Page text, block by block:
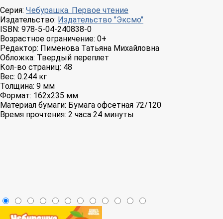
Серия: Чебурашка. Первое чтение
Издательство: Издательство "Эксмо"
ISBN: 978-5-04-240838-0
Возрастное ограничение: 0+
Редактор: Пименова Татьяна Михайловна
Обложка: Твердый переплет
Кол-во страниц: 48
Вес: 0.244 кг
Толщина: 9 мм
Формат: 162x235 мм
Материал бумаги: Бумага офсетная 72/120
Время прочтения: 2 часа 24 минуты